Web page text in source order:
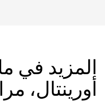
المزيد في
أورينتال،